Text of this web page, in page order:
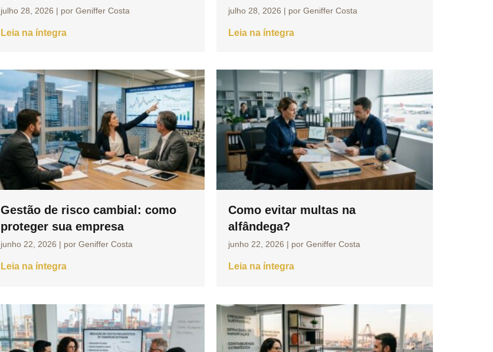
julho 28, 2026 | por Geniffer Costa
Leia na íntegra
julho 28, 2026 | por Geniffer Costa
Leia na íntegra
Gestão de risco cambial: como
proteger sua empresa
junho 22, 2026 | por Geniffer Costa
Leia na íntegra
Como evitar multas na
alfândega?
junho 22, 2026 | por Geniffer Costa
Leia na íntegra